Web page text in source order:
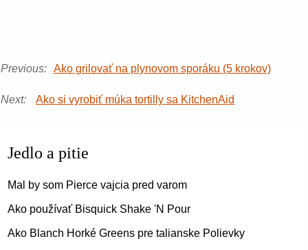
Previous: Ako grilovať na plynovom sporáku (5 krokov)
Next: Ako si vyrobiť múka tortilly sa KitchenAid
Jedlo a pitie
Mal by som Pierce vajcia pred varom
Ako používať Bisquick Shake 'N Pour
Ako Blanch Horké Greens pre talianske Polievky